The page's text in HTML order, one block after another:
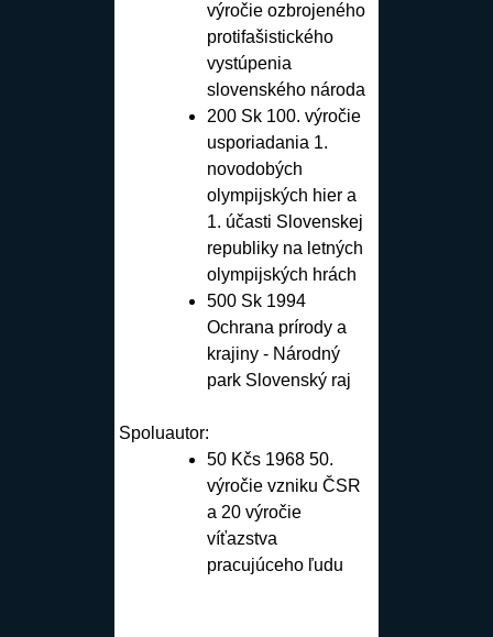
výročie ozbrojeného
protifašistického
vystúpenia
slovenského národa
200 Sk 100. výročie
usporiadania 1.
novodobých
olympijských hier a
1. účasti Slovenskej
republiky na letných
olympijských hrách
500 Sk 1994
Ochrana prírody a
krajiny - Národný
park Slovenský raj
Spoluautor:
50 Kčs 1968 50.
výročie vzniku ČSR
a 20 výročie
víťazstva
pracujúceho ľudu